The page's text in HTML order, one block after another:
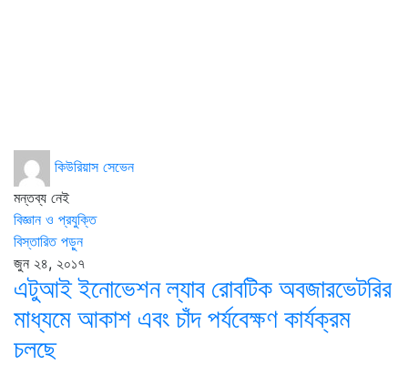
কিউরিয়াস সেভেন
মন্তব্য নেই
বিজ্ঞান ও প্রযুক্তি
বিস্তারিত পড়ুন
জুন ২৪, ২০১৭
এটুআই ইনোভেশন ল্যাব রোবটিক অবজারভেটরির
মাধ্যমে আকাশ এবং চাঁদ পর্যবেক্ষণ কার্যক্রম
চলছে